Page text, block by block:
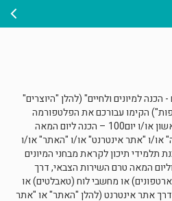
למיונים ולחיים" (להלן "היוצרים"
הקימו עבורכם את הפלטפורמה
דפ"ר90 | מתגייסים לצו ראשון או/ו יום100 – הכנה ליום המאה
או/ו "אתר אינטרנט" או/ו "האתר" או/ו
תיכון לקראת מבחני המיונים
המאה טרם השירות הצבאי, דרך
או מחשבי לוח (טאבלטים) או
דרך אתר אינטרנט (להלן "האתר" או "אתר